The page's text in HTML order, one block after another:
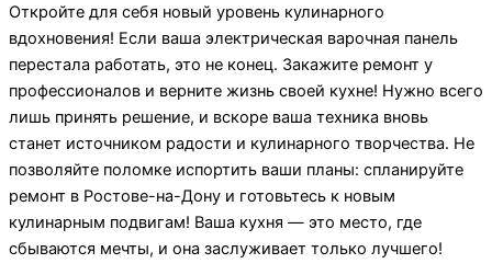
Откройте для себя новый уровень кулинарного
вдохновения! Если ваша электрическая варочная панель
перестала работать, это не конец. Закажите ремонт у
профессионалов и верните жизнь своей кухне! Нужно всего
лишь принять решение, и вскоре ваша техника вновь
станет источником радости и кулинарного творчества. Не
позволяйте поломке испортить ваши планы: спланируйте
ремонт в Ростове-на-Дону и готовьтесь к новым
кулинарным подвигам! Ваша кухня — это место, где
сбываются мечты, и она заслуживает только лучшего!